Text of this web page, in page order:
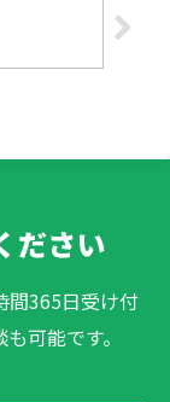
ださい
間365日受け付
可能です。